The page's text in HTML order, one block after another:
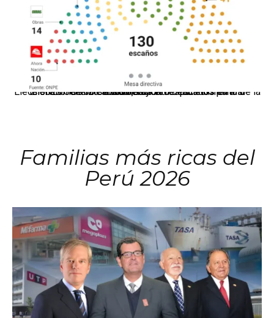
El JNE oficializó la distribución de escaños para la elección de 60 senadores y 130 diputados en las Elecciones Generales 2026, tras el restablecimiento de la Bicameralidad.
Familias más ricas del
Perú 2026